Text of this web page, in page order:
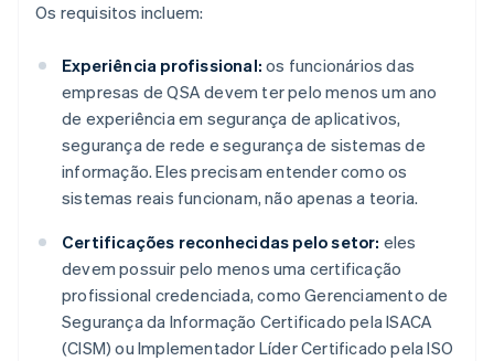
Os requisitos incluem:
Experiência profissional: os funcionários das
empresas de QSA devem ter pelo menos um ano
de experiência em segurança de aplicativos,
segurança de rede e segurança de sistemas de
informação. Eles precisam entender como os
sistemas reais funcionam, não apenas a teoria.
Certificações reconhecidas pelo setor: eles
devem possuir pelo menos uma certificação
profissional credenciada, como Gerenciamento de
Segurança da Informação Certificado pela ISACA
(CISM) ou Implementador Líder Certificado pela ISO